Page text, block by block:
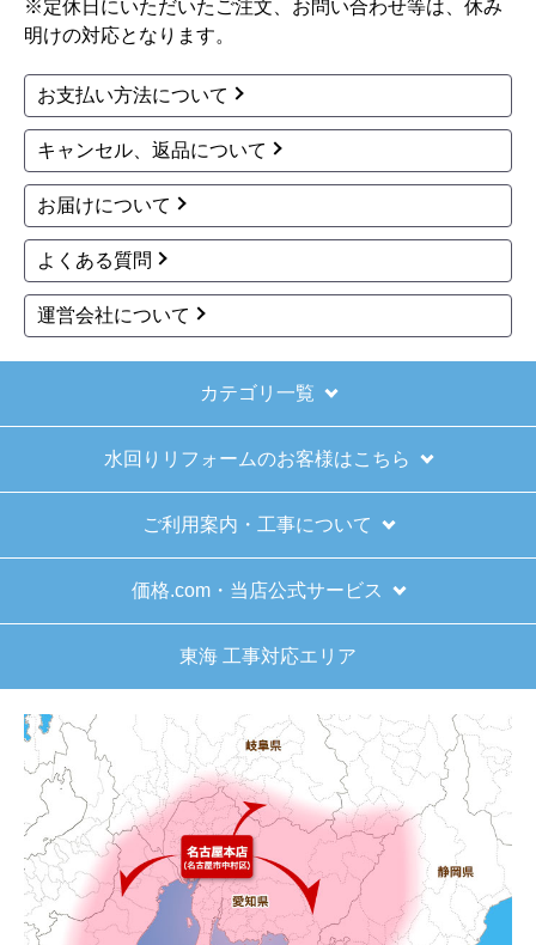
※定休日にいただいたご注文、お問い合わせ等は、休み
明けの対応となります。
お支払い方法について
キャンセル、返品について
お届けについて
よくある質問
運営会社について
カテゴリ一覧
水回りリフォームのお客様はこちら
ご利用案内・工事について
価格.com・当店公式サービス
東海 工事対応エリア